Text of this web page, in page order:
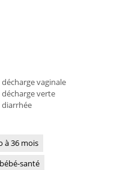
vaginale
verte
diarrhée
à 36 mois
bébé-santé